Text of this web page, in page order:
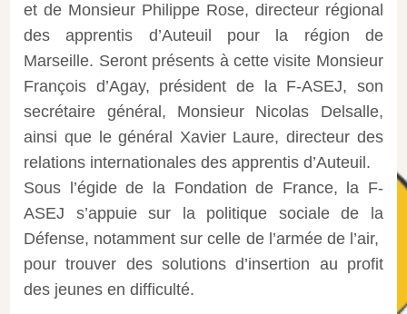
et de Monsieur Philippe Rose, directeur régional
des apprentis d’Auteuil pour la région de
Marseille. Seront présents à cette visite Monsieur
François d’Agay, président de la F-ASEJ, son
secrétaire général, Monsieur Nicolas Delsalle,
ainsi que le général Xavier Laure, directeur des
relations internationales des apprentis d’Auteuil.
Sous l’égide de la Fondation de France, la F-
ASEJ s’appuie sur la politique sociale de la
Défense, notamment sur celle de l’armée de l’air,
pour trouver des solutions d’insertion au profit
des jeunes en difficulté.